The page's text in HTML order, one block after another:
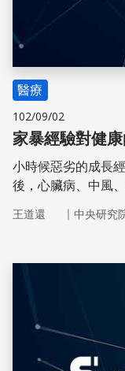
醫療
102/09/02
家暴經驗對健
小時候惡劣的成長
後，心臟病、中風
王道還 ｜ 中央研究